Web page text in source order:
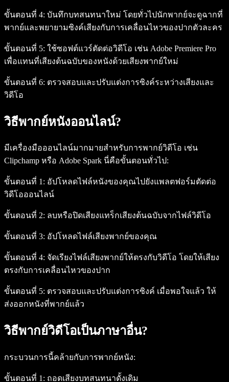
ขั้นตอนที่ 4: บันทึกบทสนทนาใหม่ โดยทั่วไปนักพากย์จะดูฉากที่
พากย์และพยายามซิงค์เสียงกับการเคลื่อนไหวของปากตัวละคร
ขั้นตอนที่ 5: ใช้ซอฟต์แวร์ตัดต่อวิดีโอ เช่น Adobe Premiere Pro
เพื่อแทนที่เสียงต้นฉบับของหนังด้วยเสียงพากย์ใหม่
ขั้นตอนที่ 6: ตรวจสอบและปรับแต่งการซิงค์ระหว่างเสียงและ
วิดีโอ
วิธีพากย์หนังออนไลน์?
มีเครื่องมือออนไลน์มากมายสำหรับการพากย์วิดีโอ เช่น
Clipchamp หรือ Adobe Spark นี่คือขั้นตอนทั่วไป:
ขั้นตอนที่ 1: อัปโหลดไฟล์หนังของคุณไปยังแพลตฟอร์มตัดต่อ
วิดีโอออนไลน์
ขั้นตอนที่ 2: ลบหรือปิดเสียงแทร็กเสียงต้นฉบับจากไฟล์วิดีโอ
ขั้นตอนที่ 3: อัปโหลดไฟล์เสียงพากย์ของคุณ
ขั้นตอนที่ 4: จัดเรียงไฟล์เสียงพากย์ให้ตรงกับวิดีโอ โดยให้เสียง
ตรงกับการเคลื่อนไหวของปาก
ขั้นตอนที่ 5: ตรวจสอบและปรับแต่งการซิงค์ เมื่อพอใจแล้ว ให้
ส่งออกหนังที่พากย์แล้ว
วิธีพากย์วิดีโอเป็นภาษาอื่น?
กระบวนการนี้คล้ายกับการพากย์หนัง:
ขั้นตอนที่ 1: ถอดเสียงบทสนทนาดั้งเดิม